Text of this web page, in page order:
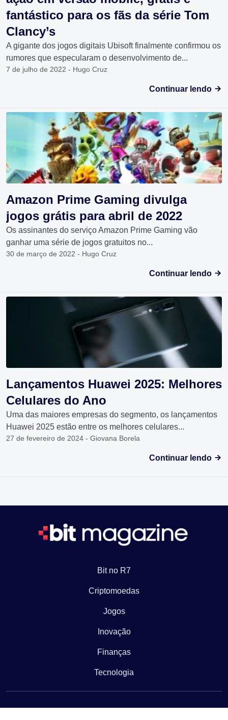
fantástico para os fãs da série Tom
Clancy’s
A gigante dos jogos digitais Ubisoft finalmente confirmou os
rumores que especularam o desenvolvimento de...
7 de julho de 2022 - Hugo Cruz
Continuar lendo
Amazon Prime Gaming divulga
jogos grátis para abril de 2022
Os assinantes do serviço Amazon Prime Gaming vão
ganhar uma série de jogos gratuitos no...
30 de março de 2022 - Hugo Cruz
Continuar lendo
Lançamentos Huawei 2025: Melhores
Celulares do Ano
Uma das maiores empresas do segmento, os lançamentos
Huawei 2025 estão entre os melhores celulares...
27 de fevereiro de 2024 - Giovana Borela
Continuar lendo
Bit no R7
Criptomoedas
Jogos
Inovação
Finanças
Tecnologia